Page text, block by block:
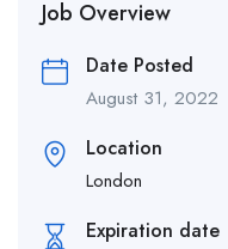
Job Overview
Date Posted
August 31, 2022
Location
London
Expiration date